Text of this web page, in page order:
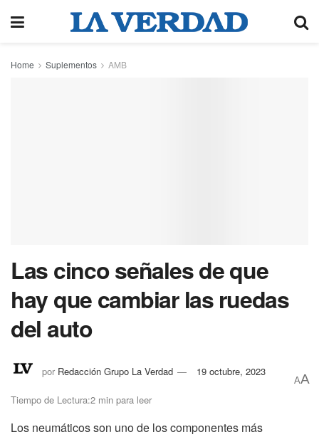
Home Suplementos AMB
Las cinco señales de que
hay que cambiar las ruedas
del auto
por Redacción Grupo La Verdad 19 octubre, 2023
Tiempo de Lectura:2 min para leer
AA
Los neumáticos son uno de los componentes más